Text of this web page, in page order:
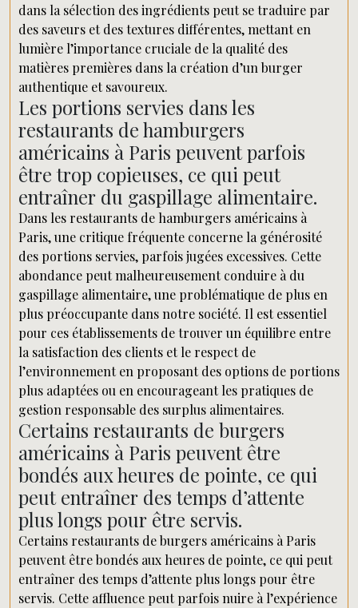
dans la sélection des ingrédients peut se traduire par
des saveurs et des textures différentes, mettant en
lumière l’importance cruciale de la qualité des
matières premières dans la création d’un burger
authentique et savoureux.
Les portions servies dans les
restaurants de hamburgers
américains à Paris peuvent parfois
être trop copieuses, ce qui peut
entraîner du gaspillage alimentaire.
Dans les restaurants de hamburgers américains à
Paris, une critique fréquente concerne la générosité
des portions servies, parfois jugées excessives. Cette
abondance peut malheureusement conduire à du
gaspillage alimentaire, une problématique de plus en
plus préoccupante dans notre société. Il est essentiel
pour ces établissements de trouver un équilibre entre
la satisfaction des clients et le respect de
l’environnement en proposant des options de portions
plus adaptées ou en encourageant les pratiques de
gestion responsable des surplus alimentaires.
Certains restaurants de burgers
américains à Paris peuvent être
bondés aux heures de pointe, ce qui
peut entraîner des temps d’attente
plus longs pour être servis.
Certains restaurants de burgers américains à Paris
peuvent être bondés aux heures de pointe, ce qui peut
entraîner des temps d’attente plus longs pour être
servis. Cette affluence peut parfois nuire à l’expérience